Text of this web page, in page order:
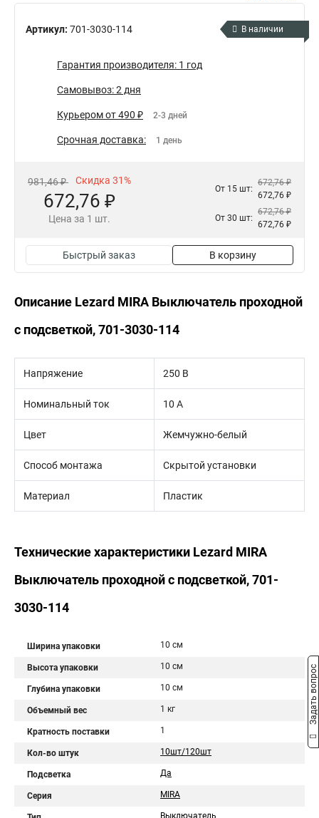
Артикул: 701-3030-114 В наличии
Гарантия производителя: 1 год
Самовывоз: 2 дня
Курьером от 490 ₽ 2-3 дней
Срочная доставка: 1 день
981,46 ₽ Скидка 31%
672,76 ₽
Цена за 1 шт.
От 15 шт:
672,76 ₽
672,76 ₽
От 30 шт:
672,76 ₽
672,76 ₽
Быстрый заказ В корзину
Описание Lezard MIRA Выключатель проходной
с подсветкой, 701-3030-114
Напряжение 250 В
Номинальный ток 10 А
Цвет Жемчужно-белый
Способ монтажа Скрытой установки
Материал Пластик
Технические характеристики Lezard MIRA
Выключатель проходной с подсветкой, 701-
3030-114
Ширина упаковки 10 см
Высота упаковки 10 см
Глубина упаковки 10 см
Объемный вес 1 кг
Кратность поставки 1
Кол-во штук 10шт/120шт
Подсветка Да
Серия MIRA
Выключатель
Задать вопрос